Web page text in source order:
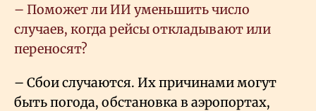
– Поможет ли ИИ уменьшить число
случаев, когда рейсы откладывают или
переносят?
– Сбои случаются. Их причинами могут
быть погода, обстановка в аэропортах,